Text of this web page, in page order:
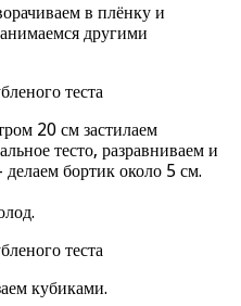
в плёнку и
другими
20 см застилаем
тесто, разравниваем и
бортик около 5 см.
кубиками.